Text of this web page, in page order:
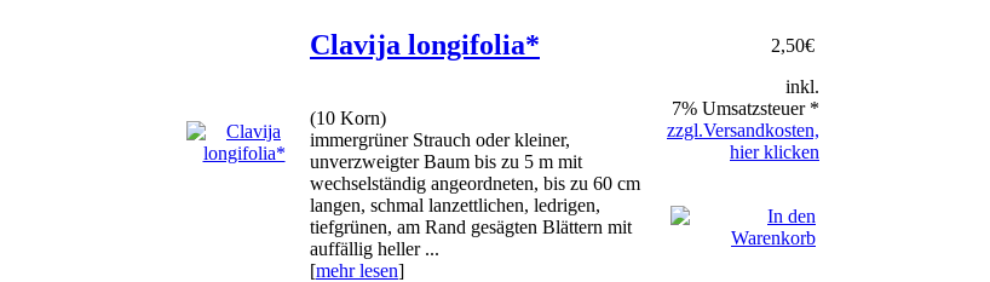
Clavija longifolia*
(10 Korn)
immergrüner Strauch oder kleiner,
unverzweigter Baum bis zu 5 m mit
wechselständig angeordneten, bis zu 60 cm
langen, schmal lanzettlichen, ledrigen,
tiefgrünen, am Rand gesägten Blättern mit
auffällig heller ...
[mehr lesen]
2,50€
inkl.
7% Umsatzsteuer *
zzgl.Versandkosten,
hier klicken